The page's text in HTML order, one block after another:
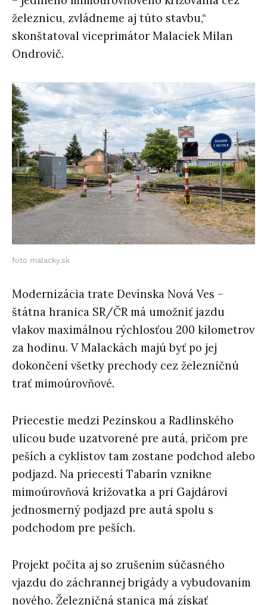
železnicu, zvládneme aj túto stavbu,“
skonštatoval viceprimátor Malaciek Milan
Ondrovič.
foto malacky.sk
Modernizácia trate Devínska Nová Ves –
štátna hranica SR/ČR má umožniť jazdu
vlakov maximálnou rýchlosťou 200 kilometrov
za hodinu. V Malackách majú byť po jej
dokončení všetky prechody cez železničnú
trať mimoúrovňové.
Priecestie medzi Pezinskou a Radlinského
ulicou bude uzatvorené pre autá, pričom pre
peších a cyklistov tam zostane podchod alebo
podjazd. Na priecestí Tabarín vznikne
mimoúrovňová križovatka a pri Gajdárovi
jednosmerný podjazd pre autá spolu s
podchodom pre peších.
Projekt počíta aj so zrušením súčasného
vjazdu do záchrannej brigády a vybudovaním
nového. Železničná stanica má získať